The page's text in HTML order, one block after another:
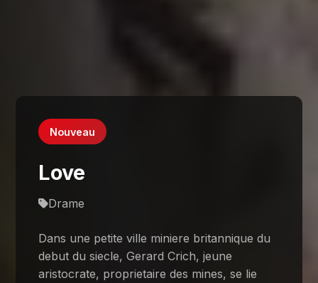
Nouveau
Love
Drame
Dans une petite ville miniere britannique du
debut du siecle, Gerard Crich, jeune
aristocrate, proprietaire des mines, se lie